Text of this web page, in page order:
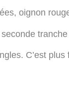
oignon
C’est